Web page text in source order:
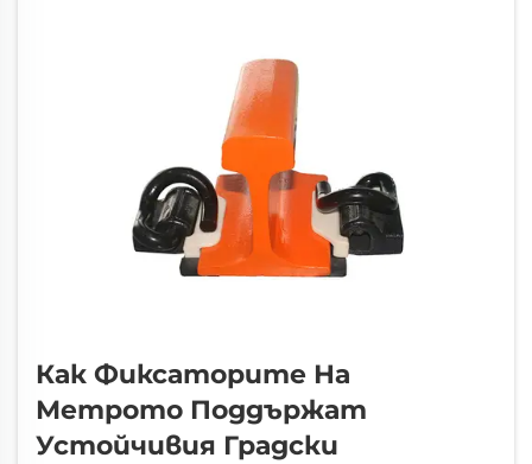
върху железопътните линии...
Как Фиксаторите На
Метрото Поддържат
Устойчивия Градски